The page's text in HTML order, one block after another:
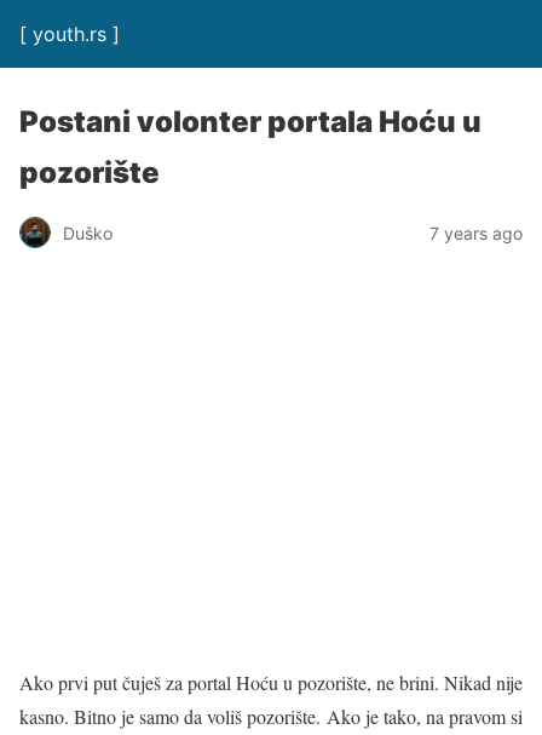
[ youth.rs ]
Postani volonter portala Hoću u
pozorište
Duško 7 years ago
Ako prvi put čuješ za portal Hoću u pozorište, ne brini. Nikad nije
kasno. Bitno je samo da voliš pozorište. Ako je tako, na pravom si